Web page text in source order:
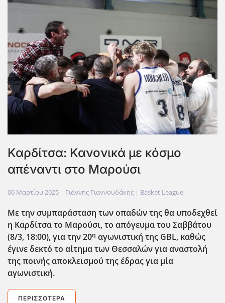
Καρδίτσα: Κανονικά με κόσμο
απέναντι στο Μαρούσι
06 Μαρτίου 2025 | Γιάννης Γιαννουδάκης | Basket League
Με την συμπαράσταση των οπαδών της θα υποδεχθεί
η Καρδίτσα το Μαρούσι, το απόγευμα του Σαββάτου
(8/3, 18:00), για την 20η αγωνιστική της GBL, καθώς
έγινε δεκτό το αίτημα των Θεσσαλών για αναστολή
της ποινής αποκλεισμού της έδρας για μία
αγωνιστική.
ΠΕΡΙΣΣΌΤΕΡΑ